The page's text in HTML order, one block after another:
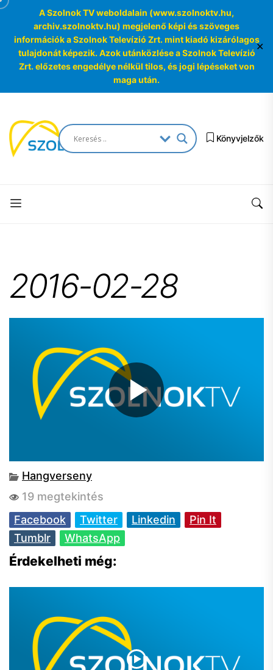
A Szolnok TV weboldalain (www.szolnoktv.hu,
archiv.szolnoktv.hu) megjelenő képi és szöveges
információk a Szolnok Televízió Zrt. mint kiadó kizárólagos
tulajdonát képezik. Azok utánközlése a Szolnok Televízió
Zrt. előzetes engedélye nélkül tilos, és jogi lépéseket von
maga után.
✕
the
content
SzolnokTV
Archívum
Archívum
Könyvjelzők
2016-02-28
Hangverseny
19 megtekintés
Facebook
Twitter Linkedin
Pin It
Tumblr
WhatsApp
Érdekelheti még: